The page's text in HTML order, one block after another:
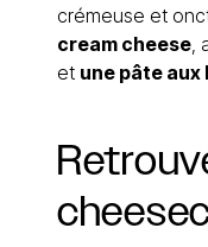
crémeuse et
cream cheese,
et une pâte